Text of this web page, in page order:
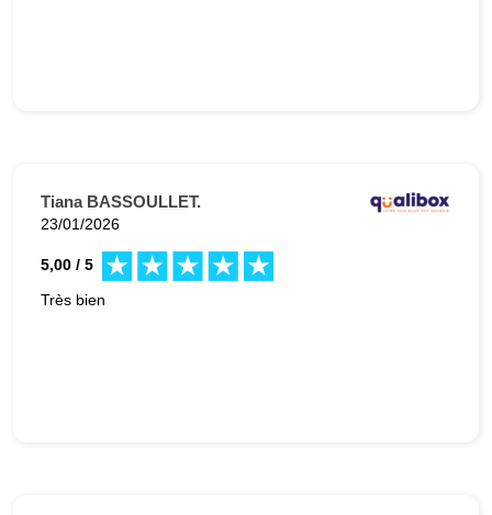
Tiana BASSOULLET.
23/01/2026
5,00 / 5
Très bien